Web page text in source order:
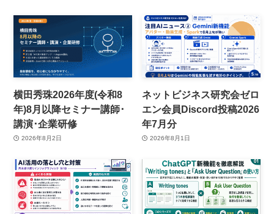
横田秀珠2026年度(令和8
年)8月以降セミナー講師･
講演･企業研修
2026年8月2日
ネットビジネス研究会ゼロ
エン会員Discord投稿2026
年7月分
2026年8月1日